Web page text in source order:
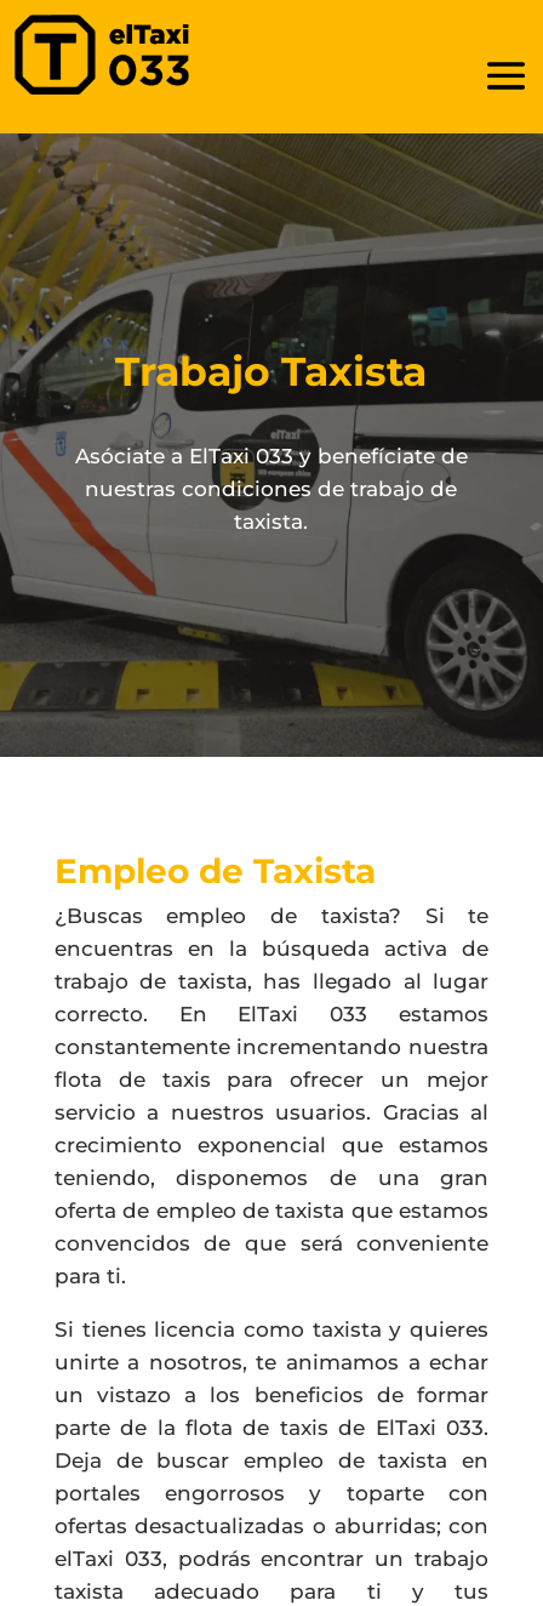
Trabajo Taxista
Asóciate a ElTaxi 033 y benefíciate de
nuestras condiciones de trabajo de
taxista.
Empleo de Taxista
¿Buscas empleo de taxista? Si te
encuentras en la búsqueda activa de
trabajo de taxista, has llegado al lugar
correcto. En ElTaxi 033 estamos
constantemente incrementando nuestra
flota de taxis para ofrecer un mejor
servicio a nuestros usuarios. Gracias al
crecimiento exponencial que estamos
teniendo, disponemos de una gran
oferta de empleo de taxista que estamos
convencidos de que será conveniente
para ti.
Si tienes licencia como taxista y quieres
unirte a nosotros, te animamos a echar
un vistazo a los beneficios de formar
parte de la flota de taxis de ElTaxi 033.
Deja de buscar empleo de taxista en
portales engorrosos y toparte con
ofertas desactualizadas o aburridas; con
elTaxi 033, podrás encontrar un trabajo
taxista adecuado para ti y tus